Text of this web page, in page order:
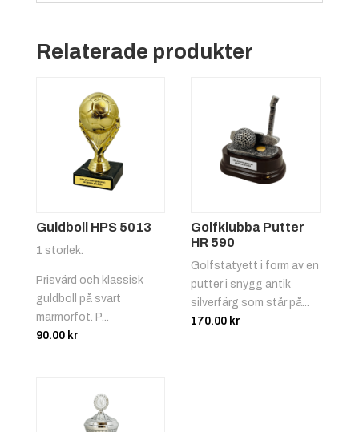
Biljard
Relaterade produkter
Guldboll HPS 5013
1 storlek.
Prisvärd och klassisk
guldboll på svart
marmorfot. P...
90.00 kr
Golfklubba Putter
HR 590
Golfstatyett i form av en
putter i snygg antik
silverfärg som står på...
170.00 kr